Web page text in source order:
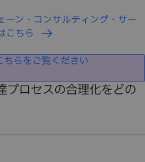
ーン・コンサルティング・サー
こちら
ちらをご覧ください
ロセスの合理化をどの